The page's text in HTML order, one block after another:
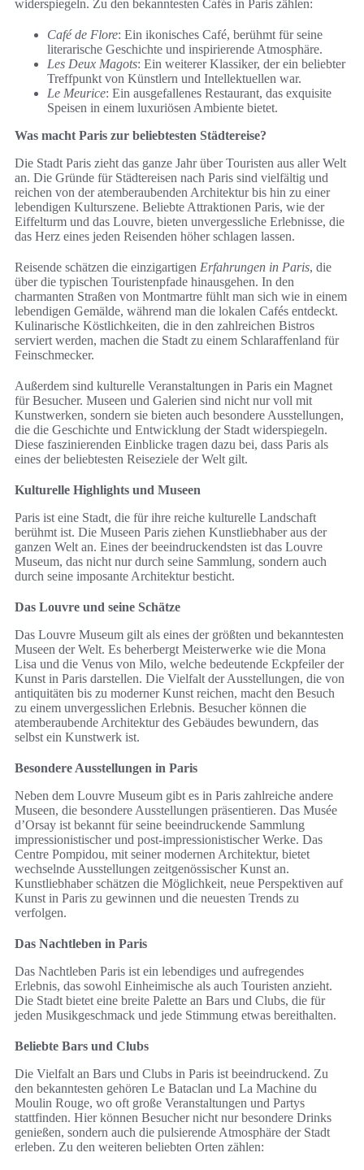
widerspiegeln. Zu den bekanntesten Cafés in Paris zählen:
Café de Flore: Ein ikonisches Café, berühmt für seine
literarische Geschichte und inspirierende Atmosphäre.
Les Deux Magots: Ein weiterer Klassiker, der ein beliebter
Treffpunkt von Künstlern und Intellektuellen war.
Le Meurice: Ein ausgefallenes Restaurant, das exquisite
Speisen in einem luxuriösen Ambiente bietet.
Was macht Paris zur beliebtesten Städtereise?
Die Stadt Paris zieht das ganze Jahr über Touristen aus aller Welt
an. Die Gründe für Städtereisen nach Paris sind vielfältig und
reichen von der atemberaubenden Architektur bis hin zu einer
lebendigen Kulturszene. Beliebte Attraktionen Paris, wie der
Eiffelturm und das Louvre, bieten unvergessliche Erlebnisse, die
das Herz eines jeden Reisenden höher schlagen lassen.
Reisende schätzen die einzigartigen Erfahrungen in Paris, die
über die typischen Touristenpfade hinausgehen. In den
charmanten Straßen von Montmartre fühlt man sich wie in einem
lebendigen Gemälde, während man die lokalen Cafés entdeckt.
Kulinarische Köstlichkeiten, die in den zahlreichen Bistros
serviert werden, machen die Stadt zu einem Schlaraffenland für
Feinschmecker.
Außerdem sind kulturelle Veranstaltungen in Paris ein Magnet
für Besucher. Museen und Galerien sind nicht nur voll mit
Kunstwerken, sondern sie bieten auch besondere Ausstellungen,
die die Geschichte und Entwicklung der Stadt widerspiegeln.
Diese faszinierenden Einblicke tragen dazu bei, dass Paris als
eines der beliebtesten Reiseziele der Welt gilt.
Kulturelle Highlights und Museen
Paris ist eine Stadt, die für ihre reiche kulturelle Landschaft
berühmt ist. Die Museen Paris ziehen Kunstliebhaber aus der
ganzen Welt an. Eines der beeindruckendsten ist das Louvre
Museum, das nicht nur durch seine Sammlung, sondern auch
durch seine imposante Architektur besticht.
Das Louvre und seine Schätze
Das Louvre Museum gilt als eines der größten und bekanntesten
Museen der Welt. Es beherbergt Meisterwerke wie die Mona
Lisa und die Venus von Milo, welche bedeutende Eckpfeiler der
Kunst in Paris darstellen. Die Vielfalt der Ausstellungen, die von
antiquitäten bis zu moderner Kunst reichen, macht den Besuch
zu einem unvergesslichen Erlebnis. Besucher können die
atemberaubende Architektur des Gebäudes bewundern, das
selbst ein Kunstwerk ist.
Besondere Ausstellungen in Paris
Neben dem Louvre Museum gibt es in Paris zahlreiche andere
Museen, die besondere Ausstellungen präsentieren. Das Musée
d’Orsay ist bekannt für seine beeindruckende Sammlung
impressionistischer und post-impressionistischer Werke. Das
Centre Pompidou, mit seiner modernen Architektur, bietet
wechselnde Ausstellungen zeitgenössischer Kunst an.
Kunstliebhaber schätzen die Möglichkeit, neue Perspektiven auf
Kunst in Paris zu gewinnen und die neuesten Trends zu
verfolgen.
Das Nachtleben in Paris
Das Nachtleben Paris ist ein lebendiges und aufregendes
Erlebnis, das sowohl Einheimische als auch Touristen anzieht.
Die Stadt bietet eine breite Palette an Bars und Clubs, die für
jeden Musikgeschmack und jede Stimmung etwas bereithalten.
Beliebte Bars und Clubs
Die Vielfalt an Bars und Clubs in Paris ist beeindruckend. Zu
den bekanntesten gehören Le Bataclan und La Machine du
Moulin Rouge, wo oft große Veranstaltungen und Partys
stattfinden. Hier können Besucher nicht nur besondere Drinks
genießen, sondern auch die pulsierende Atmosphäre der Stadt
erleben. Zu den weiteren beliebten Orten zählen: